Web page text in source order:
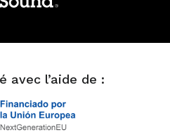
avec l’aide de :